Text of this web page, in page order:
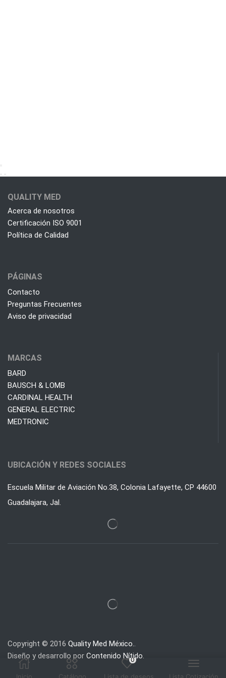
0
QUALITY MED
Acerca de nosotros
Certificación ISO 9001
Política de Calidad
PÁGINAS
Contacto
Preguntas Frecuentes
Aviso de privacidad
MARCAS
BARD
BAUSCH & LOMB
CARDINAL HEALTH
GENERAL ELECTRIC
MEDTRONIC
UBICACIÓN Y REDES SOCIALES
Escuela Militar de Aviación No.38, Colonia Lafayette, CP 44600
Guadalajara, Jal.
Copyright © 2016 Quality Med México..
Diseño y desarrollo por Contenido Nítido.